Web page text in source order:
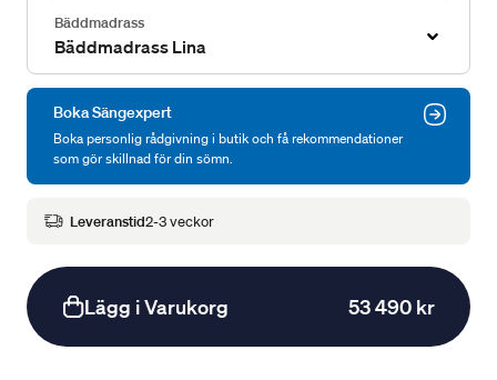
Bäddmadrass
Bäddmadrass Lina
Boka Sängexpert
Boka personlig rådgivning i butik och få rekommendationer
som gör skillnad för din sömn.
Leveranstid2-3 veckor
Lägg i Varukorg 53 490 kr